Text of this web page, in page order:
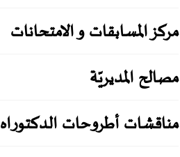
مركز المسابقات و الامتحانات
مصالح المديريّة
مناقشات أطروحات الدكتوراه